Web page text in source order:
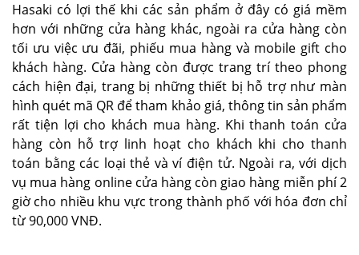
Hasaki có lợi thế khi các sản phẩm ở đây có giá mềm
hơn với những cửa hàng khác, ngoài ra cửa hàng còn
tối ưu việc ưu đãi, phiếu mua hàng và mobile gift cho
khách hàng. Cửa hàng còn được trang trí theo phong
cách hiện đại, trang bị những thiết bị hỗ trợ như màn
hình quét mã QR để tham khảo giá, thông tin sản phẩm
rất tiện lợi cho khách mua hàng. Khi thanh toán cửa
hàng còn hỗ trợ linh hoạt cho khách khi cho thanh
toán bằng các loại thẻ và ví điện tử. Ngoài ra, với dịch
vụ mua hàng online cửa hàng còn giao hàng miễn phí 2
giờ cho nhiều khu vực trong thành phố với hóa đơn chỉ
từ 90,000 VNĐ.